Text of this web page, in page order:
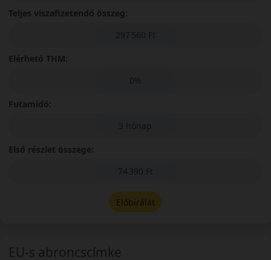
Teljes viszafizetendő összeg:
297 560 Ft
Elérhető THM:
0%
Futamidő:
3 hónap
Első részlet összege:
74 390 Ft
Előbírálat
EU-s abroncscímke